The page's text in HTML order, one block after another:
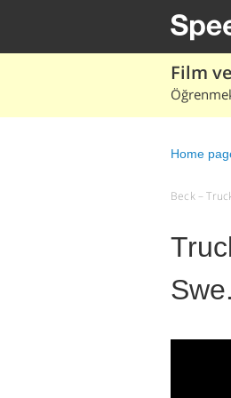
Film
Home
Beck –